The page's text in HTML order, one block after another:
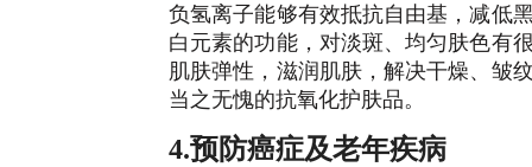
负氢离子能够有效抵抗自由基，减低
白元素的功能，对淡斑、均匀肤色有
肌肤弹性，滋润肌肤，解决干燥、皱
当之无愧的抗氧化护肤品。
4.预防癌症及老年疾病